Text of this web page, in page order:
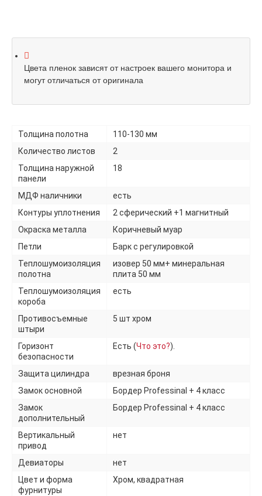
Цвета пленок зависят от настроек вашего монитора и
могут отличаться от оригинала
Толщина полотна
110-130 мм
Количество листов
2
Толщина наружной
панели
18
МДФ наличники
есть
Контуры уплотнения
2 сферический +1 магнитный
Окраска металла
Коричневый муар
Петли
Барк с регулировкой
Теплошумоизоляция
полотна
изовер 50 мм+ минеральная
плита 50 мм
Теплошумоизоляция
короба
есть
Противосъемные
штыри
5 шт хром
Горизонт
безопасности
Есть (Что это?).
Защита цилиндра
врезная броня
Замок основной
Бордер Professinal + 4 класс
Замок
дополнительный
Бордер Professinal + 4 класс
Вертикальный
привод
нет
Девиаторы
нет
Цвет и форма
фурнитуры
Хром, квадратная